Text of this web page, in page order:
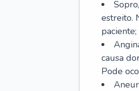
estreito.
paciente;
causa
Pode